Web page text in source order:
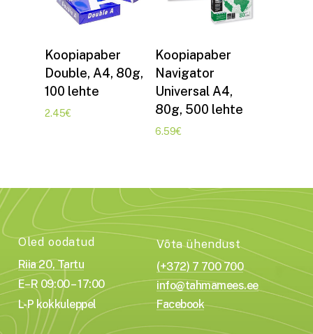
Lisa korvi
Koopiapaber
Double, A4, 80g,
100 lehte
2.45€
Lisa korvi
Koopiapaber
Navigator
Universal A4,
80g, 500 lehte
6.59€
Oled oodatud
Riia 20, Tartu
E–R 09:00 – 17:00
L-P kokkuleppel
Võta ühendust
(+372) 7 700 700
info@tahmamees.ee
Facebook